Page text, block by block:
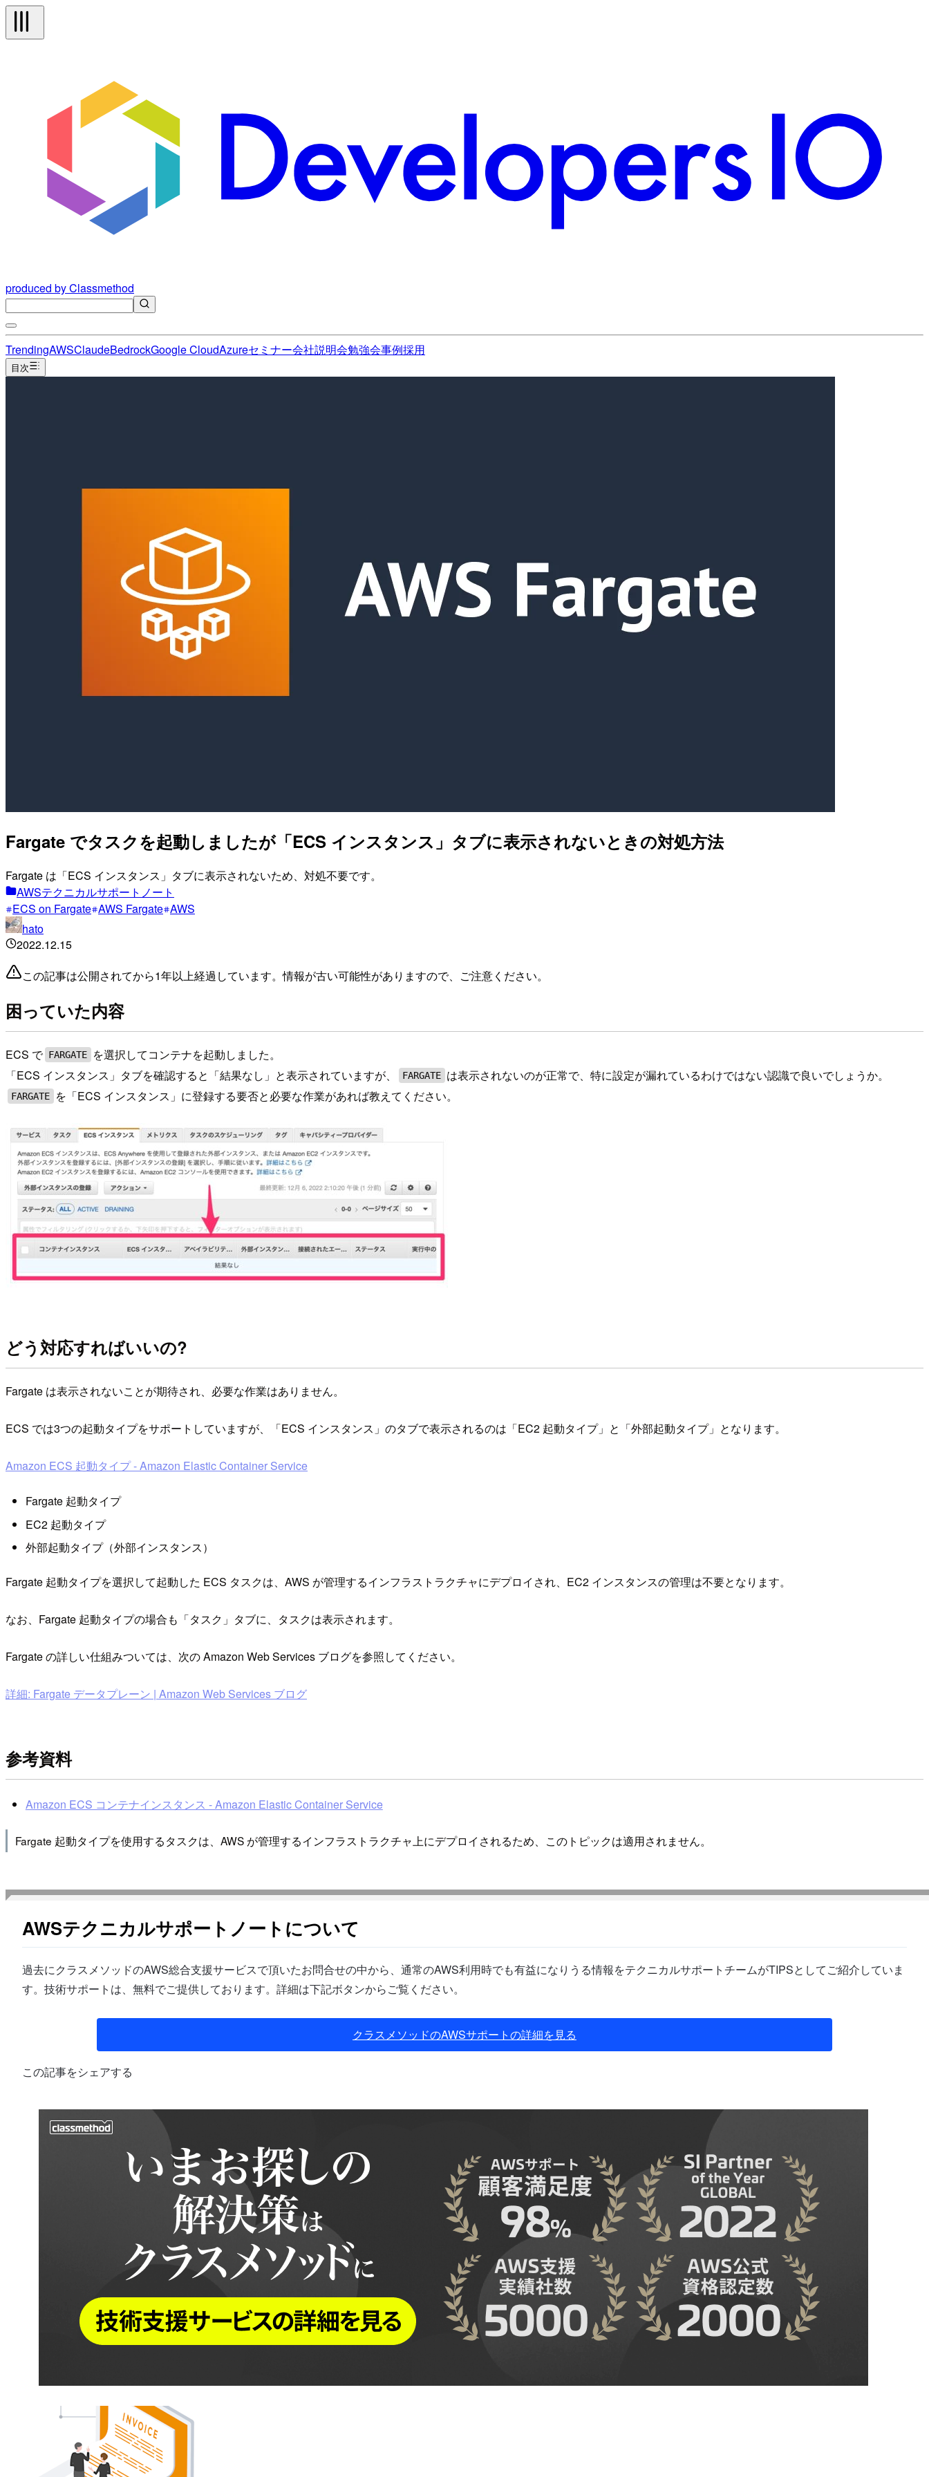
produced by Classmethod
TrendingAWSClaudeBedrockGoogle CloudAzureセミナー会社説明会勉強会事例採用
目次
Fargate でタスクを起動しましたが「ECS インスタンス」タブに表示されないときの対処方法
Fargate は「ECS インスタンス」タブに表示されないため、対処不要です。
AWSテクニカルサポートノート
ECS on Fargate AWS Fargate AWS
hato
2022.12.15
この記事は公開されてから1年以上経過しています。情報が古い可能性がありますので、ご注意ください。
困っていた内容
ECS で FARGATE
を選択してコンテナを起動しました。
「ECS インスタンス」タブを確認すると「結果なし」と表示されていますが、
FARGATE は表示されないのが正常で、特に設定が漏れているわけではない認識で良いでしょうか。
FARGATE を「ECS インスタンス」に登録する要否と必要な作業があれば教えてください。
どう対応すればいいの?
Fargate は表示されないことが期待され、必要な作業はありません。
ECS では3つの起動タイプをサポートしていますが、「ECS インスタンス」のタブで表示されるのは「EC2 起動タイプ」と「外部起動タイプ」となります。
Amazon ECS 起動タイプ - Amazon Elastic Container Service
Fargate 起動タイプ
EC2 起動タイプ
外部起動タイプ（外部インスタンス）
Fargate 起動タイプを選択して起動した ECS タスクは、AWS が管理するインフラストラクチャにデプロイされ、EC2 インスタンスの管理は不要となります。
なお、Fargate 起動タイプの場合も「タスク」タブに、タスクは表示されます。
Fargate の詳しい仕組みついては、次の Amazon Web Services ブログを参照してください。
詳細: Fargate データプレーン | Amazon Web Services ブログ
参考資料
Amazon ECS コンテナインスタンス - Amazon Elastic Container Service
Fargate 起動タイプを使用するタスクは、AWS が管理するインフラストラクチャ上にデプロイされるため、このトピックは適用されません。
AWSテクニカルサポートノートについて
過去にクラスメソッドのAWS総合支援サービスで頂いたお問合せの中から、通常のAWS利用時でも有益になりうる情報をテクニカルサポートチームがTIPSとしてご紹介していま
す。技術サポートは、無料でご提供しております。詳細は下記ボタンからご覧ください。
クラスメソッドのAWSサポートの詳細を見る
この記事をシェアする